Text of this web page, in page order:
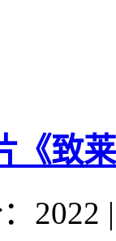
《致
2022 |